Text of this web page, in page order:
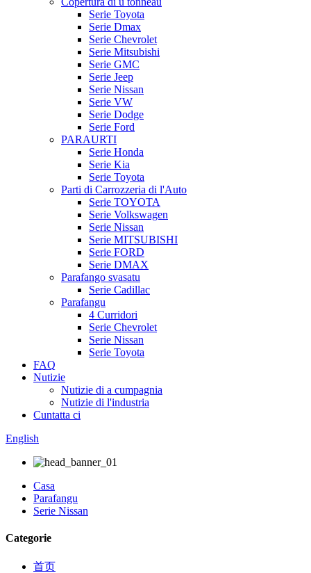
Serie Toyota
Serie Dmax
Serie Chevrolet
Serie Mitsubishi
Serie GMC
Serie Jeep
Serie Nissan
Serie VW
Serie Dodge
Serie Ford
PARAURTI
Serie Honda
Serie Kia
Serie Toyota
Parti di Carrozzeria di l'Auto
Serie TOYOTA
Serie Volkswagen
Serie Nissan
Serie MITSUBISHI
Serie FORD
Serie DMAX
Parafango svasatu
Serie Cadillac
Parafangu
4 Curridori
Serie Chevrolet
Serie Nissan
Serie Toyota
FAQ
Nutizie
Nutizie di a cumpagnia
Nutizie di l'industria
Cuntatta ci
English
Casa
Parafangu
Serie Nissan
Categorie
首页